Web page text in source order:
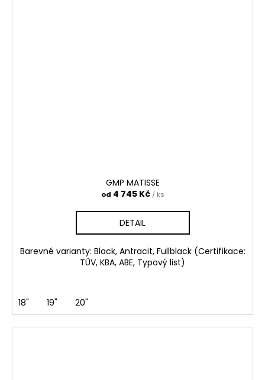
GMP MATISSE
od 4 745 Kč / ks
DETAIL
Barevné varianty: Black, Antracit, Fullblack (Certifikace:
TÜV, KBA, ABE, Typový list)
18" 19" 20"